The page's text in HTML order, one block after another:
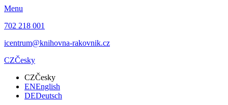
Menu
702 218 001
icentrum@knihovna-rakovnik.cz
CZČesky
CZČesky
ENEnglish
DEDeutsch